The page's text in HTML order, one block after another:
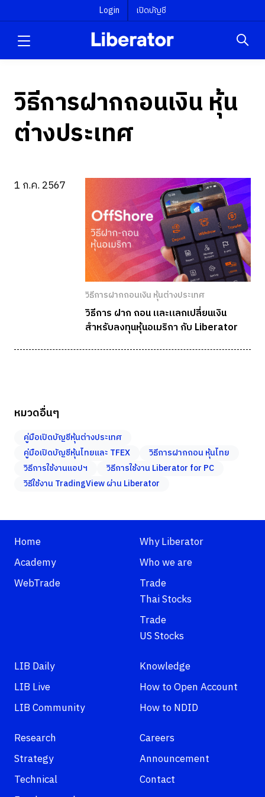
Login เปิดบัญชี
วิธีการฝากถอนเงิน หุ้น
ต่างประเทศ
1 ก.ค. 2567
วิธีการฝากถอนเงิน หุ้นต่างประเทศ
วิธีการ ฝาก ถอน และแลกเปลี่ยนเงิน
สำหรับลงทุนหุ้นอเมริกา กับ Liberator
หมวดอื่นๆ
คู่มือเปิดบัญชีหุ้นต่างประเทศ
คู่มือเปิดบัญชีหุ้นไทยและ TFEX
วิธีการฝากถอน หุ้นไทย
วิธีการใช้งานแอปฯ
วิธีการใช้งาน Liberator for PC
วิธีใช้งาน TradingView ผ่าน Liberator
Home
Academy
WebTrade
Why Liberator
Who we are
Trade
Thai Stocks
Trade
US Stocks
LIB Daily
LIB Live
LIB Community
Knowledge
How to Open Account
How to NDID
Research
Strategy
Technical
Careers
Announcement
Contact